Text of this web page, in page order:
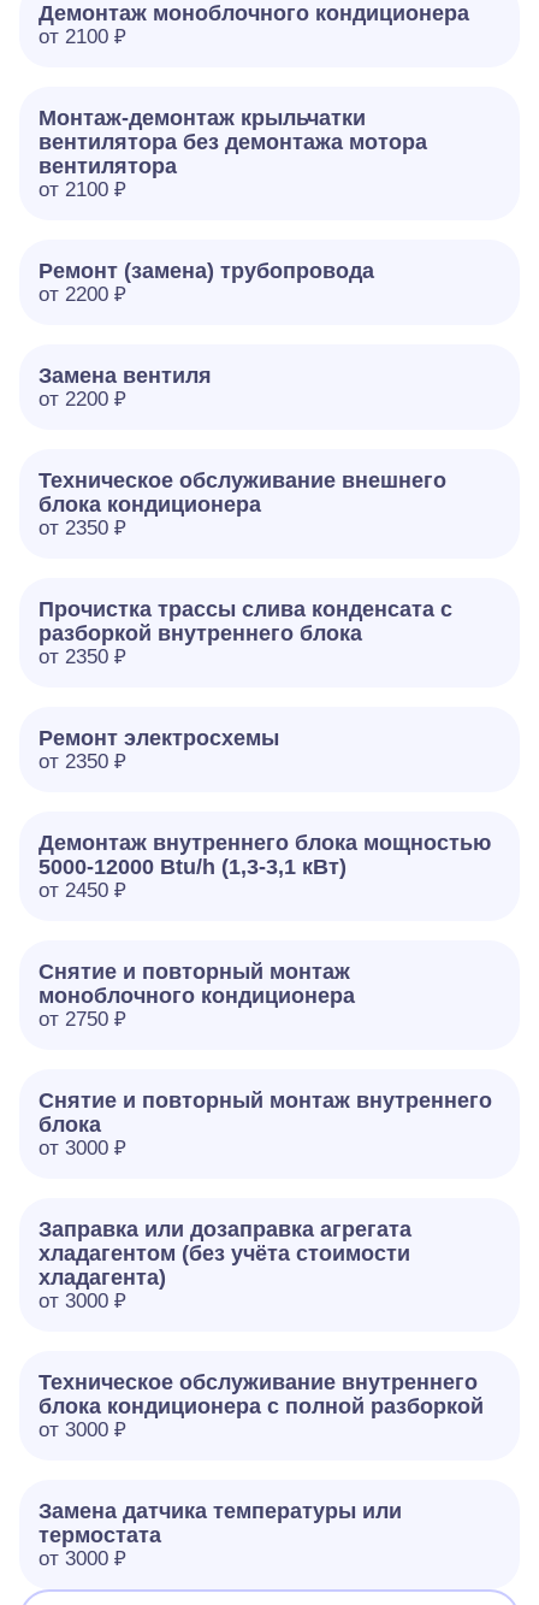
Демонтаж моноблочного кондиционера
от 2100 ₽
Монтаж-демонтаж крыльчатки
вентилятора без демонтажа мотора
вентилятора
от 2100 ₽
Ремонт (замена) трубопровода
от 2200 ₽
Замена вентиля
от 2200 ₽
Техническое обслуживание внешнего
блока кондиционера
от 2350 ₽
Прочистка трассы слива конденсата с
разборкой внутреннего блока
от 2350 ₽
Ремонт электросхемы
от 2350 ₽
Демонтаж внутреннего блока мощностью
5000-12000 Btu/h (1,3-3,1 кВт)
от 2450 ₽
Снятие и повторный монтаж
моноблочного кондиционера
от 2750 ₽
Снятие и повторный монтаж внутреннего
блока
от 3000 ₽
Заправка или дозаправка агрегата
хладагентом (без учёта стоимости
хладагента)
от 3000 ₽
Техническое обслуживание внутреннего
блока кондиционера с полной разборкой
от 3000 ₽
Замена датчика температуры или
термостата
от 3000 ₽